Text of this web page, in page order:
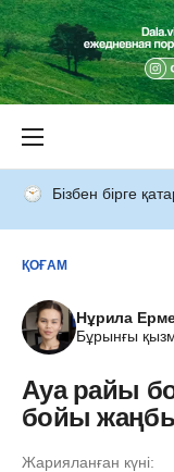
Бізбен бірге
ҚОҒАМ
Нұрила
Бұрынғы
Ауа райы
бойы
Жарияланған күні: